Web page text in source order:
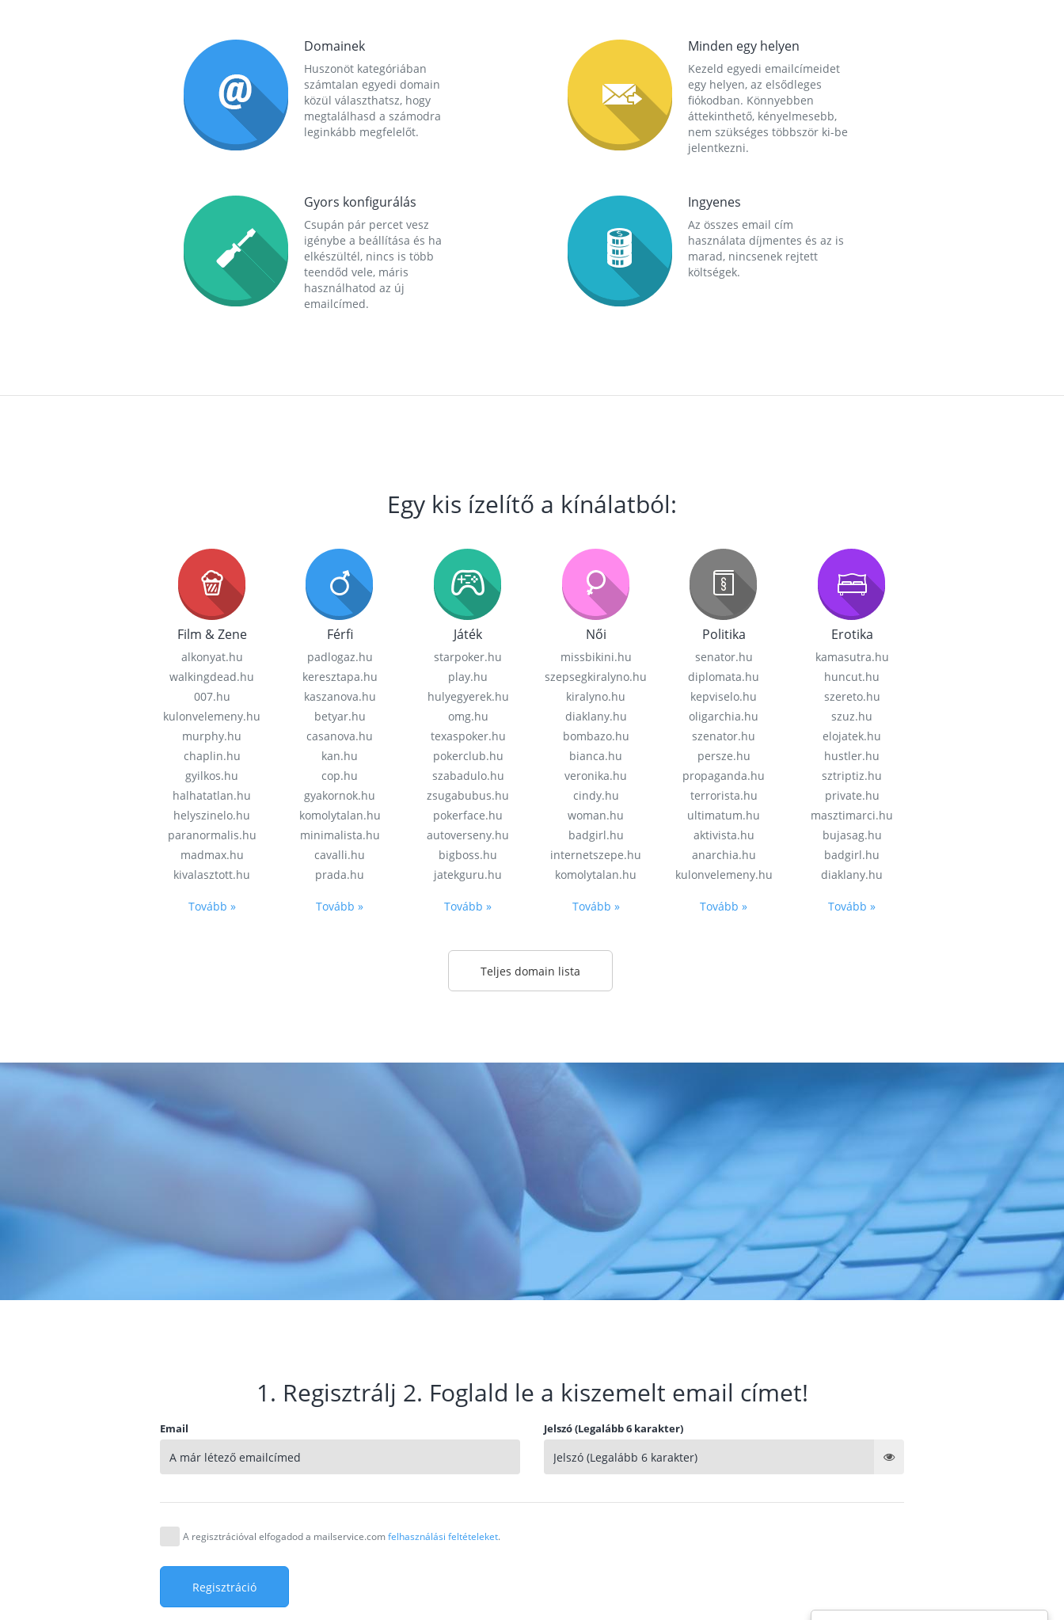
Domainek
Huszonöt kategóriában
számtalan egyedi domain
közül választhatsz, hogy
megtalálhasd a számodra
leginkább megfelelőt.
Minden egy helyen
Kezeld egyedi emailcímeidet
egy helyen, az elsődleges
fiókodban. Könnyebben
áttekinthető, kényelmesebb,
nem szükséges többször ki-be
jelentkezni.
Gyors konfigurálás
Csupán pár percet vesz
igénybe a beállítása és ha
elkészültél, nincs is több
teendőd vele, máris
használhatod az új
emailcímed.
Ingyenes
Az összes email cím
használata díjmentes és az is
marad, nincsenek rejtett
költségek.
Egy kis ízelítő a kínálatból:
Film & Zene
alkonyat.hu
walkingdead.hu
007.hu
kulonvelemeny.hu
murphy.hu
chaplin.hu
gyilkos.hu
halhatatlan.hu
helyszinelo.hu
paranormalis.hu
madmax.hu
kivalasztott.hu
Tovább »
Férfi
padlogaz.hu
keresztapa.hu
kaszanova.hu
betyar.hu
casanova.hu
kan.hu
cop.hu
gyakornok.hu
komolytalan.hu
minimalista.hu
cavalli.hu
prada.hu
Tovább »
Játék
starpoker.hu
play.hu
hulyegyerek.hu
omg.hu
texaspoker.hu
pokerclub.hu
szabadulo.hu
zsugabubus.hu
pokerface.hu
autoverseny.hu
bigboss.hu
jatekguru.hu
Tovább »
Női
missbikini.hu
szepsegkiralyno.hu
kiralyno.hu
diaklany.hu
bombazo.hu
bianca.hu
veronika.hu
cindy.hu
woman.hu
badgirl.hu
internetszepe.hu
komolytalan.hu
Tovább »
Politika
senator.hu
diplomata.hu
kepviselo.hu
oligarchia.hu
szenator.hu
persze.hu
propaganda.hu
terrorista.hu
ultimatum.hu
aktivista.hu
anarchia.hu
kulonvelemeny.hu
Tovább »
Erotika
kamasutra.hu
huncut.hu
szereto.hu
szuz.hu
elojatek.hu
hustler.hu
sztriptiz.hu
private.hu
masztimarci.hu
bujasag.hu
badgirl.hu
diaklany.hu
Tovább »
Teljes domain lista
1. Regisztrálj 2. Foglald le a kiszemelt email címet!
Email Jelszó (Legalább 6 karakter)
A regisztrációval elfogadod a mailservice.comfelhasználási feltételeket.
Regisztráció